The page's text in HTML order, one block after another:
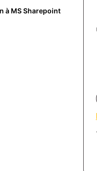
à MS Sharepoint